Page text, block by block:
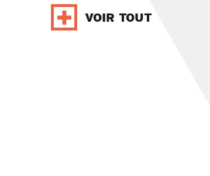
VOIR TOUT